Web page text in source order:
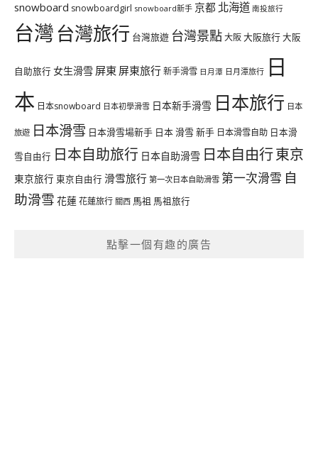
snowboard snowboardgirl snowboard新手 京都 北海道 南投旅行
台灣台灣旅行 台灣旅遊 台灣景點大阪大阪旅行大阪
自助旅行 女生滑雪 屏東 屏東旅行新手滑雪 日月潭 日月潭旅行 日
本 日本snowboard 日本初學滑雪 日本新手滑雪 日本旅行 日本
旅遊 日本滑雪 日本滑雪場新手 日本 滑雪 新手 日本滑雪自助 日本滑
雪自由行 日本自助旅行 日本自助滑雪 日本自由行東京
東京旅行 東京自由行 滑雪旅行 第一次日本自助滑雪 第一次滑雪 自
助滑雪 花蓮花蓮旅行 關西 馬祖 馬祖旅行
點擊一個有趣的廣告